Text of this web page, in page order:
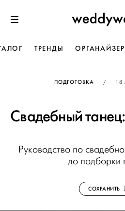
к содержанию
ТРЕНДЫ ОРГАНАЙЗЕР
ПОДГОТОВКА / 18
Свадебный
Руководство по
до подборки
СОХРАНИТЬ